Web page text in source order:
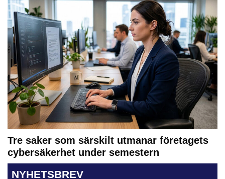
Tre saker som särskilt utmanar företagets
cybersäkerhet under semestern
NYHETSBREV